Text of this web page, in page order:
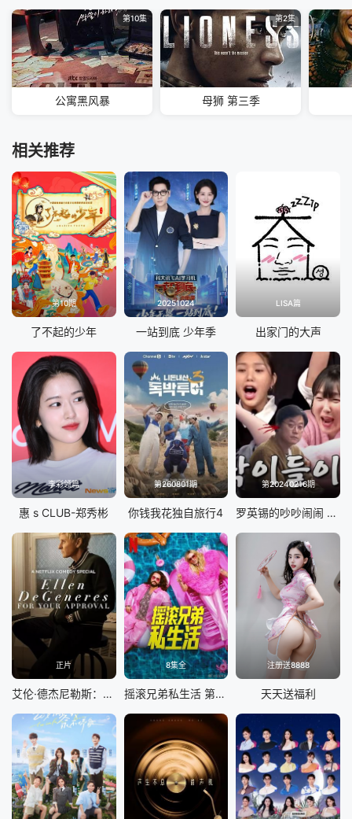
第10集
公寓黑风暴
第2集
母狮 第三季
相关推荐
第10期
了不起的少年
20251024
一站到底 少年季
LISA篇
出家门的大声
李彩领篇
惠 s CLUB-郑秀彬
第260801期
你钱我花独自旅行4
第20240216期
罗英锡的吵吵闹闹 蹦蹦地球游戏厅篇
正片
艾伦·德杰尼勒斯：请你许可
8集全
摇滚兄弟私生活 第二季
注册送8888
天天送福利